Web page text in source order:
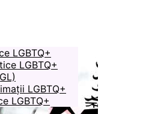
LGBTQ+
LGBTQ+
LGBTQ+
LGBTQ+